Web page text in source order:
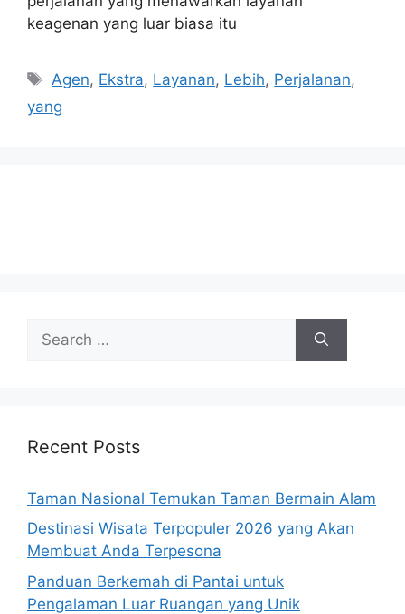
keagenan yang luar biasa itu
Tags
Agen, Ekstra, Layanan, Lebih, Perjalanan,
yang
for:
Recent Posts
Taman Nasional Temukan Taman Bermain Alam
Destinasi Wisata Terpopuler 2026 yang Akan
Membuat Anda Terpesona
Panduan Berkemah di Pantai untuk
Pengalaman Luar Ruangan yang Unik